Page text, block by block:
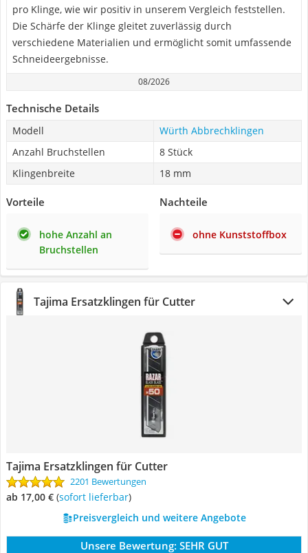
pro Klinge, wie wir positiv in unserem Vergleich feststellen.
Die Schärfe der Klinge gleitet zuverlässig durch
verschiedene Materialien und ermöglicht somit umfassende
Schneideergebnisse.
08/2026
Technische Details
Modell
Würth Abbrechklingen
Anzahl Bruchstellen
8 Stück
Klingenbreite
18 mm
Vorteile
hohe Anzahl an
Bruchstellen
Nachteile
ohne Kunststoffbox
Tajima Ersatzklingen für Cutter
Tajima Ersatzklingen für Cutter
2201 Bewertungen
ab 17,00 € ( Sofort lieferbar)
Preisvergleich und weitere Angebote
Unsere Bewertung: SEHR GUT